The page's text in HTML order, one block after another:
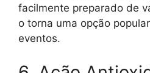
facilmente preparado de
o torna uma opção
eventos.